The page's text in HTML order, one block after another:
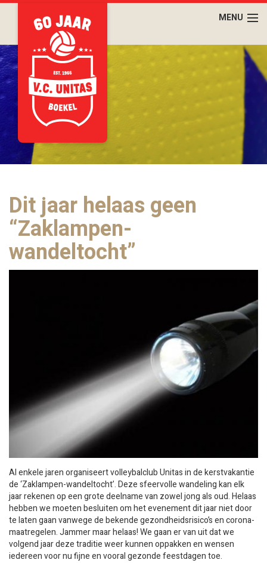
Dit jaar helaas geen
“Zaklampen-
wandeltocht”
Al enkele jaren organiseert volleybalclub Unitas in de kerstvakantie
de ‘Zaklampen-wandeltocht’. Deze sfeervolle wandeling kan elk
jaar rekenen op een grote deelname van zowel jong als oud. Helaas
hebben we moeten besluiten om het evenement dit jaar niet door
te laten gaan vanwege de bekende gezondheidsrisico’s en corona-
maatregelen. Jammer maar helaas! We gaan er van uit dat we
volgend jaar deze traditie weer kunnen oppakken en wensen
iedereen voor nu fijne en vooral gezonde feestdagen toe.